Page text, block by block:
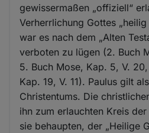
gewissermaßen „offiziell“
Verherrlichung Gottes
war es nach dem „Alten
verboten zu lügen (2. Buch
5. Buch Mose, Kap. 5, V.
Kap. 19, V. 11). Paulus gilt
Christentums. Die
ihn zum erlauchten Kreis
sie behaupten, der „Heilige